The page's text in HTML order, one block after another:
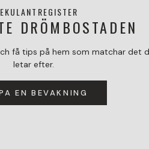
DRÖMBOSTADEN
få tips på hem som matchar det
letar efter.
EN BEVAKNING